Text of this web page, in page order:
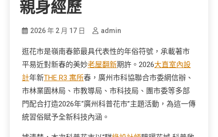
親身經歷
2026 年 2 月 17 日 admin
逛花市是嶺南春節最具代表性的年俗符號，承載著市
平易近對新春的美妙老屋翻新期許。2026大直室內設
計年新THE R3 寓所春，廣州市科協聯合市委網信辦、
市林業園林局、市教導局、市科技局、團市委等多部
門配合打造2026年“廣州科普花市”主題活動，為這一傳
統習俗賦予全新科技內涵。